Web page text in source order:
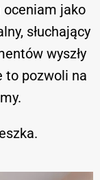
oceniam jako
słuchający
wyszły
to pozwoli na